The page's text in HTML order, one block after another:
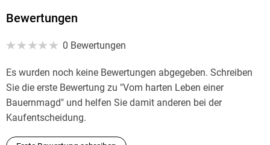
"Ich will Schriftstellerin werden", verkündete sie ihrem Vater,
dem Lehrer Franz Erlenkamp, als dieser 1947 aus der
anständigen Beruf, der dich ernährt", war sein Kommentar.
Diesen Rat befolgte Roswitha und wurde Lehrerin.
Mittlerweile hat Roswitha Gruber über 35 Bücher
veröffentlicht und gehört zu den meistgelesenen Autorinnen
Bewertungen
0 Bewertungen
Es wurden noch keine Bewertungen abgegeben. Schreiben
Sie die erste Bewertung zu "Vom harten Leben einer
Bauernmagd" und helfen Sie damit anderen bei der
Kaufentscheidung.